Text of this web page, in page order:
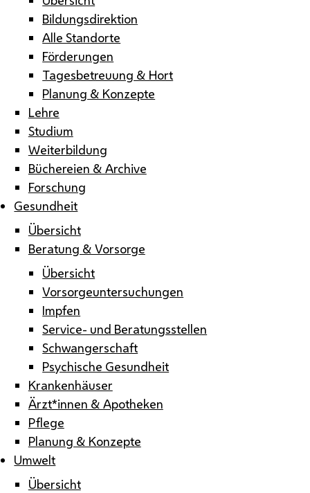
Bildungsdirektion
Alle Standorte
Förderungen
Tagesbetreuung & Hort
Planung & Konzepte
Lehre
Studium
Weiterbildung
Büchereien & Archive
Forschung
Gesundheit
Übersicht
Beratung & Vorsorge
Übersicht
Vorsorgeuntersuchungen
Impfen
Service- und Beratungsstellen
Schwangerschaft
Psychische Gesundheit
Krankenhäuser
Ärzt*innen & Apotheken
Pflege
Planung & Konzepte
Umwelt
Übersicht